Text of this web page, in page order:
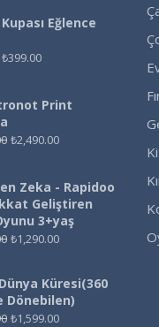
Eğlence
₺399.00
Print
₺2,490.00
Zeka - Rapidoo
Geliştiren
3+yaş
₺1,290.00
Küresi(360
Dönebilen)
₺1,599.00